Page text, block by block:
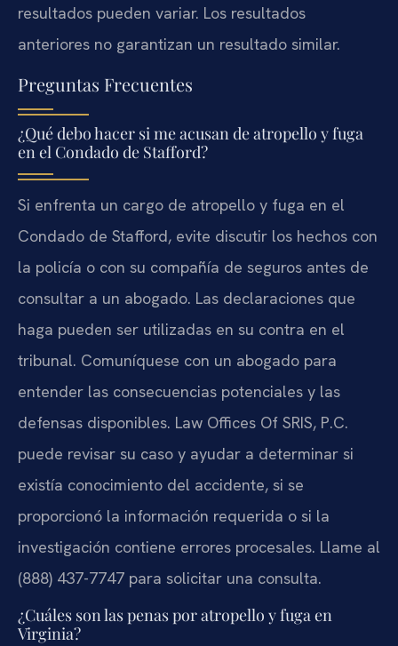
resultados pueden variar. Los resultados
anteriores no garantizan un resultado similar.
Preguntas Frecuentes
¿Qué debo hacer si me acusan de atropello y fuga
en el Condado de Stafford?
Si enfrenta un cargo de atropello y fuga en el
Condado de Stafford, evite discutir los hechos con
la policía o con su compañía de seguros antes de
consultar a un abogado. Las declaraciones que
haga pueden ser utilizadas en su contra en el
tribunal. Comuníquese con un abogado para
entender las consecuencias potenciales y las
defensas disponibles. Law Offices Of SRIS, P.C.
puede revisar su caso y ayudar a determinar si
existía conocimiento del accidente, si se
proporcionó la información requerida o si la
investigación contiene errores procesales. Llame al
(888) 437-7747 para solicitar una consulta.
¿Cuáles son las penas por atropello y fuga en
Virginia?